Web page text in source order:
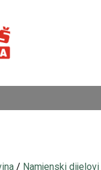
/ Namjenski dijelovi